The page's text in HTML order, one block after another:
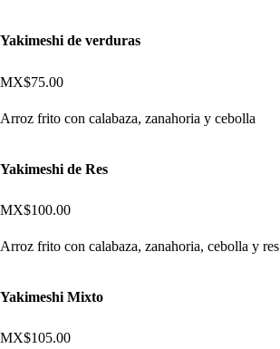
Yakimeshi de verduras
MX$75.00
Arroz frito con calabaza, zanahoria y cebolla
Yakimeshi de Res
MX$100.00
Arroz frito con calabaza, zanahoria, cebolla y res
Yakimeshi Mixto
MX$105.00